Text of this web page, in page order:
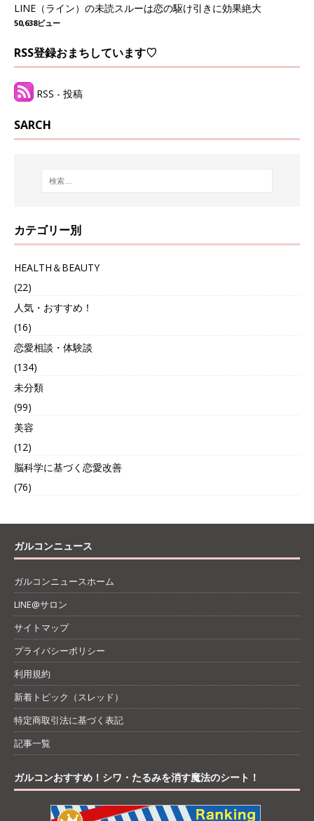
LINE（ライン）の未読スルーは恋の駆け引きに効果絶大
50,638ビュー
RSS登録おまちしています♡
RSS - 投稿
SARCH
カテゴリー別
HEALTH＆BEAUTY
(22)
人気・おすすめ！
(16)
恋愛相談・体験談
(134)
未分類
(99)
美容
(12)
脳科学に基づく恋愛改善
(76)
ガルコンニュース
ガルコンニュースホーム
LINE@サロン
サイトマップ
プライバシーポリシー
利用規約
新着トピック（スレッド）
特定商取引法に基づく表記
記事一覧
ガルコンおすすめ！シワ・たるみを消す魔法のシート！